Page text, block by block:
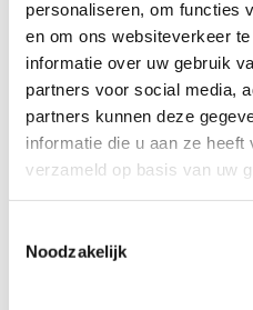
personaliseren, om functies
en om ons websiteverkeer
informatie over uw gebruik
partners voor social media,
partners kunnen deze
informatie die u aan ze
verzameld op basis van uw
Noodzakelijk